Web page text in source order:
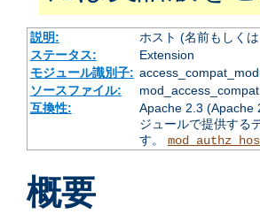
説明:
ホスト (名前もしく
ステータス:
Extension
モジュール識別子:
ソースファイル:
互換性:
Apache 2.3 (Apache
ジュールで提供する
す。
概要